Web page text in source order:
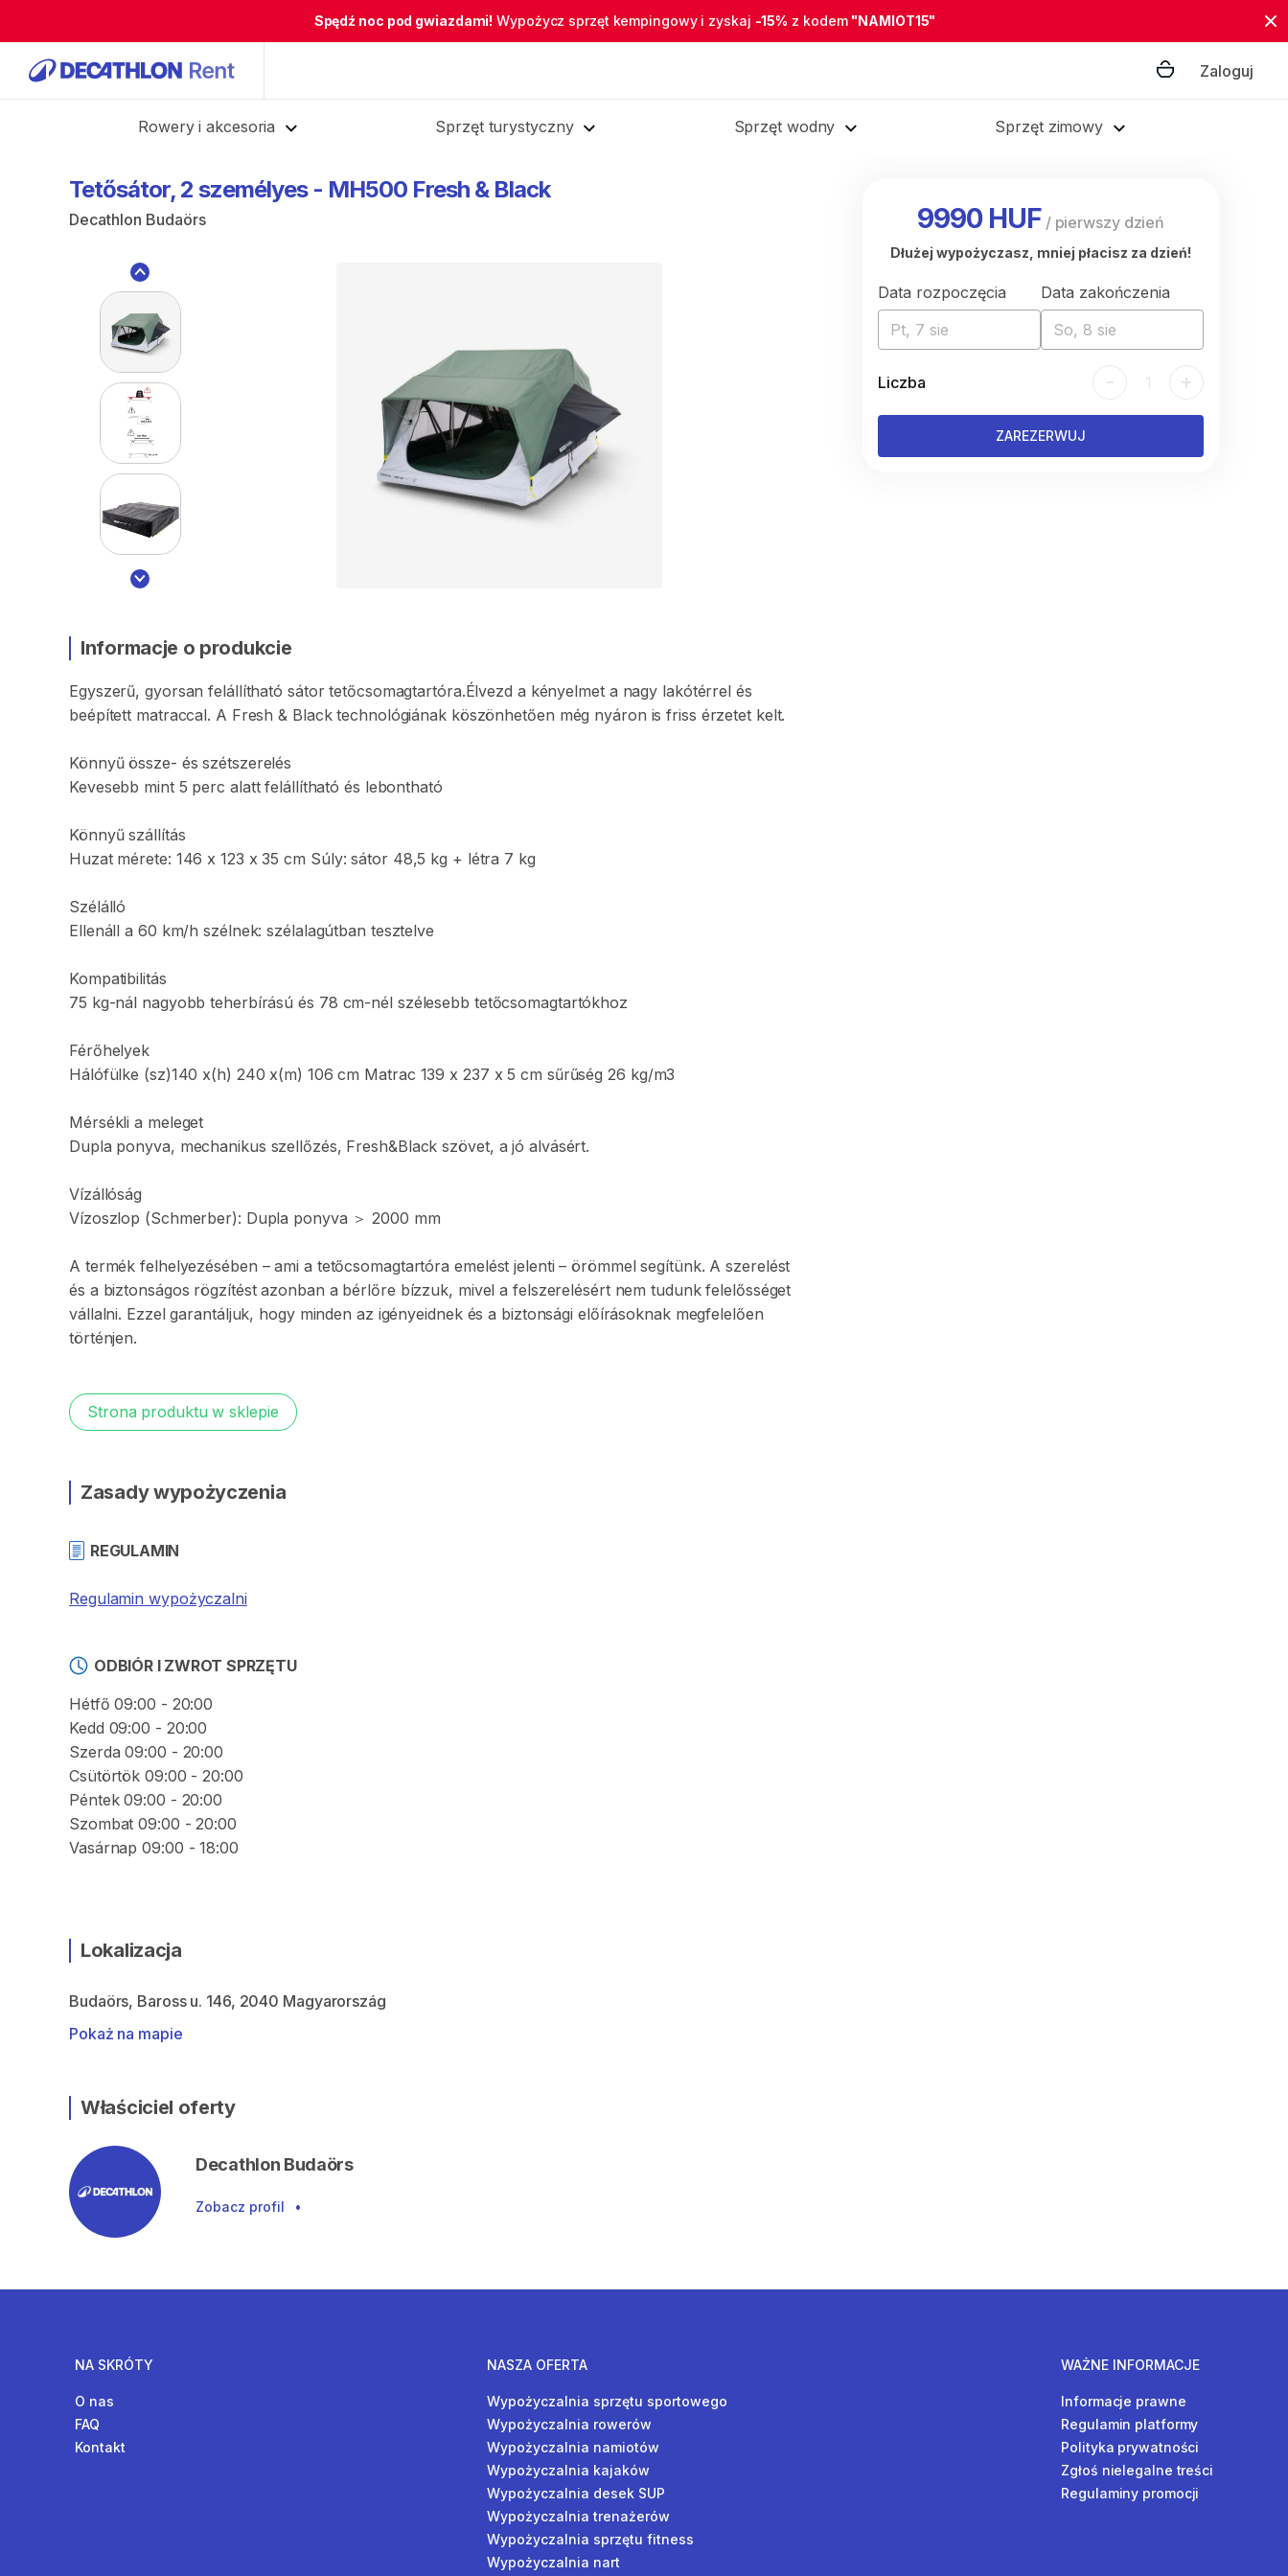
Spędź noc pod gwiazdami! Wypożycz sprzęt kempingowy i zyskaj -15% z kodem "NAMIOT15"
Zaloguj
Rowery i akcesoria Sprzęt turystyczny Sprzęt wodny Sprzęt zimowy
Tetősátor​,​ 2 személyes - MH500 Fresh & Black
Decathlon Budaörs
Informacje o produkcie
Egyszerű​,​ gyorsan felállítható sátor tetőcsomagtartóra.Élvezd a kényelmet a nagy lakótérrel és
beépített matraccal. A Fresh & Black technológiának köszönhetően még nyáron is friss érzetet kelt.
Könnyű össze- és szétszerelés
Kevesebb mint 5 perc alatt felállítható és lebontható
Könnyű szállítás
Huzat mérete: 146 x 123 x 35 cm Súly: sátor 48​,​5 kg + létra 7 kg
Szélálló
Ellenáll a 60 km​/​h szélnek: szélalagútban tesztelve
Kompatibilitás
75 kg-nál nagyobb teherbírású és 78 cm-nél szélesebb tetőcsomagtartókhoz
Férőhelyek
Hálófülke (sz)140 x(h) 240 x(m) 106 cm Matrac 139 x 237 x 5 cm sűrűség 26 kg​/​m3
Mérsékli a meleget
Dupla ponyva​,​ mechanikus szellőzés​,​ Fresh&Black szövet​,​ a jó alvásért.
Vízállóság
Vízoszlop (Schmerber): Dupla ponyva ＞ 2000 mm
A termék felhelyezésében – ami a tetőcsomagtartóra emelést jelenti – örömmel segítünk. A szerelést
és a biztonságos rögzítést azonban a bérlőre bízzuk​,​ mivel a felszerelésért nem tudunk felelősséget
vállalni. Ezzel garantáljuk​,​ hogy minden az igényeidnek és a biztonsági előírásoknak megfelelően
történjen.
Strona produktu w sklepie
Zasady wypożyczenia
REGULAMIN
Regulamin wypożyczalni
ODBIÓR I ZWROT SPRZĘTU
Hétfő 09:00 - 20:00
Kedd 09:00 - 20:00
Szerda 09:00 - 20:00
Csütörtök 09:00 - 20:00
Péntek 09:00 - 20:00
Szombat 09:00 - 20:00
Vasárnap 09:00 - 18:00
Lokalizacja
Budaörs, Baross u. 146, 2040 Magyarország
Pokaż na mapie
Właściciel oferty
Decathlon Budaörs
Zobacz profil •
9990 HUF / pierwszy dzień
Dłużej wypożyczasz, mniej płacisz za dzień!
Data rozpoczęcia
Pt, 7 sie
Data zakończenia
So, 8 sie
Liczba - 1 +
ZAREZERWUJ
NA SKRÓTY
O nas
FAQ
Kontakt
NASZA OFERTA
Wypożyczalnia sprzętu sportowego
Wypożyczalnia rowerów
Wypożyczalnia namiotów
Wypożyczalnia kajaków
Wypożyczalnia desek SUP
Wypożyczalnia trenażerów
Wypożyczalnia sprzętu fitness
Wypożyczalnia nart
WAŻNE INFORMACJE
Informacje prawne
Regulamin platformy
Polityka prywatności
Zgłoś nielegalne treści
Regulaminy promocji